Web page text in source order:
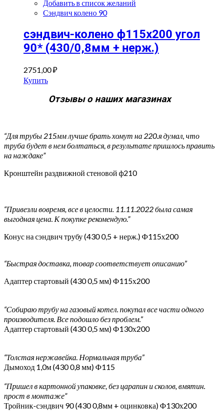
Добавить в список желаний
Сэндвич колено 90
сэндвич-колено ф115х200 угол
90* (430/0,8мм + нерж.)
2751,00₽
Купить
Отзывы о наших магазинах
“Для трубы 215мм лучше брать хомут на 220.я думал, что
труба будет в нем болтаться, в результате пришлось править
на наждаке”
Кронштейн раздвижной стеновой ф210
“Привезли вовремя, все в целости. 11.11.2022 была самая
выгодная цена. К покупке рекомендую.”
Конус на сэндвич трубу (430 0,5 + нерж.) Ф115х200
“Быстрая доставка, товар соответствует описанию”
Адаптер стартовый (430 0,5 мм) Ф115х200
“Собираю трубу на газовый котел. покупал все части одного
производителя. Все подошло без проблем.”
Адаптер стартовый (430 0,5 мм) Ф130х200
“Толстая нержавейка. Нормальная труба”
Дымоход 1,0м (430 0,8 мм) Ф115
“Пришел в картонной упаковке, без царапин и сколов, вмятин.
прост в монтаже”
Тройник-сэндвич 90 (430 0,8мм + оцинковка) Ф130х200